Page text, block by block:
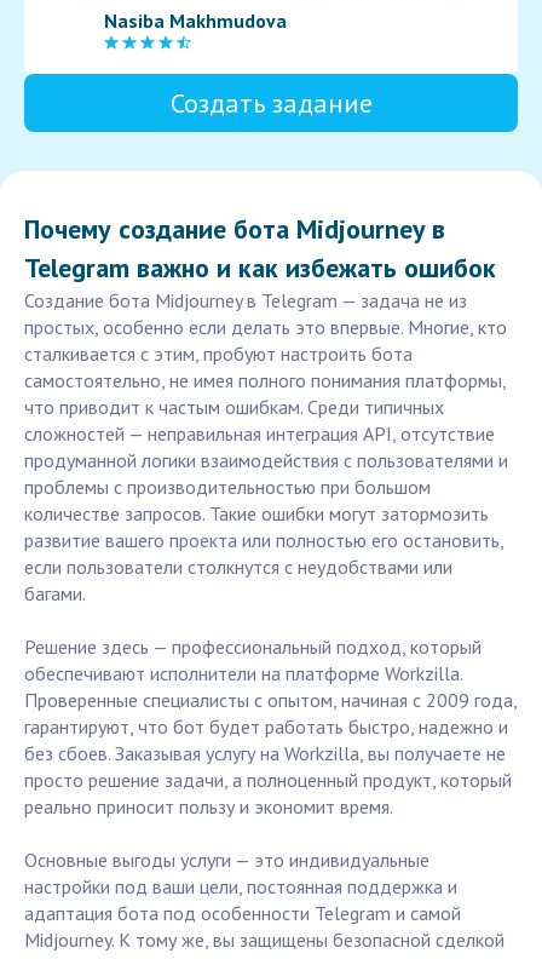
Nasiba Makhmudova
Создать задание
Почему создание бота Midjourney в
Telegram важно и как избежать ошибок
Создание бота Midjourney в Telegram — задача не из
простых, особенно если делать это впервые. Многие, кто
сталкивается с этим, пробуют настроить бота
самостоятельно, не имея полного понимания платформы,
что приводит к частым ошибкам. Среди типичных
сложностей — неправильная интеграция API, отсутствие
продуманной логики взаимодействия с пользователями и
проблемы с производительностью при большом
количестве запросов. Такие ошибки могут затормозить
развитие вашего проекта или полностью его остановить,
если пользователи столкнутся с неудобствами или
багами.
Решение здесь — профессиональный подход, который
обеспечивают исполнители на платформе Workzilla.
Проверенные специалисты с опытом, начиная с 2009 года,
гарантируют, что бот будет работать быстро, надежно и
без сбоев. Заказывая услугу на Workzilla, вы получаете не
просто решение задачи, а полноценный продукт, который
реально приносит пользу и экономит время.
Основные выгоды услуги — это индивидуальные
настройки под ваши цели, постоянная поддержка и
адаптация бота под особенности Telegram и самой
Midjourney. К тому же, вы защищены безопасной сделкой